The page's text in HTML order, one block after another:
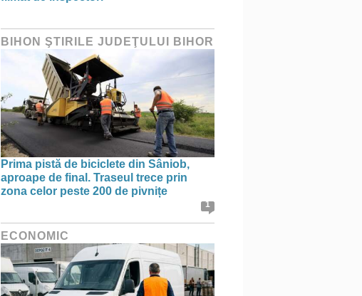
BIHON ŞTIRILE JUDEŢULUI BIHOR
Prima pistă de biciclete din Sâniob,
aproape de final. Traseul trece prin
zona celor peste 200 de pivnițe
1
ECONOMIC